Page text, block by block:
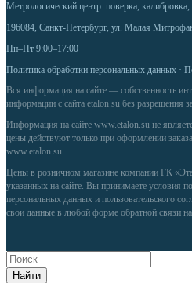
Метрологический центр: поверка,
196084, Санкт-Петербург, ул. Малая
Пн–Пт 9:00–17:00
Политика обработки персональных данных ·
Вся информация на сайте — собственность
информации с сайта etalon.su без разрешения
Информация на сайте www.etalon.su не
цены действуют только при оформлении
www.etalon.su.
Цены в розничном магазине компании ГК
указанных на сайте. Вы принимаете условия
персональных данных и пользовательского
свои данные в любой форме обратной связи на
Найти